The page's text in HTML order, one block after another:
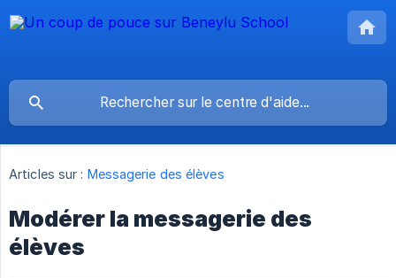
Articles sur : Messagerie des élèves
Modérer la messagerie des
élèves